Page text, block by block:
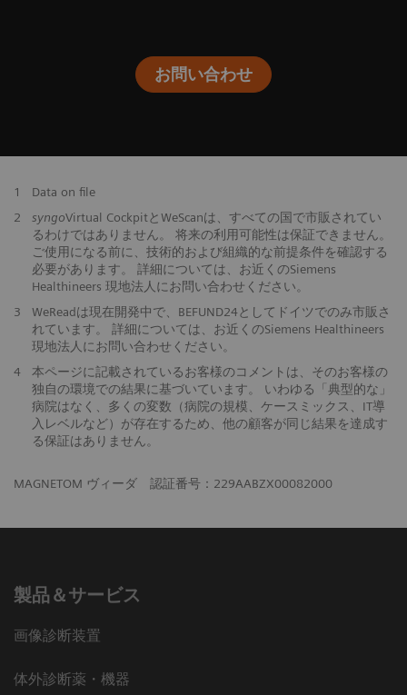
お問い合わせ
1
Data on file
2
syngoVirtual CockpitとWeScanは、すべての国で市販されてい
るわけではありません。 将来の利用可能性は保証できません。
ご使用になる前に、技術的および組織的な前提条件を確認する
必要があります。 詳細については、お近くのSiemens
Healthineers 現地法人にお問い合わせください。
3
WeReadは現在開発中で、BEFUND24としてドイツでのみ市販さ
れています。 詳細については、お近くのSiemens Healthineers
現地法人にお問い合わせください。
​4
本ページに記載されているお客様のコメントは、そのお客様の
独自の環境での結果に基づいています。 いわゆる「典型的な」
病院はなく、多くの変数（病院の規模、ケースミックス、IT導
入レベルなど）が存在するため、他の顧客が同じ結果を達成す
る保証はありません。
MAGNETOM ヴィーダ 認証番号：229AABZX00082000
製品＆サービス
画像診断装置
体外診断薬・機器